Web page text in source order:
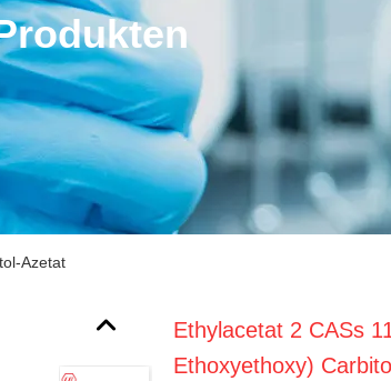
Azetat
Ethylacetat 2 CASs
Ethoxyethoxy)